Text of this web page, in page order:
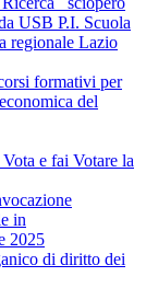
USB P.I. Scuola
regionale Lazio
formativi per
del
e fai Votare la
in
2025
di diritto dei